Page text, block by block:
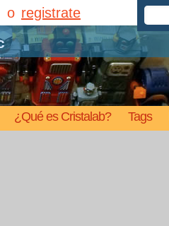
¿Qué es Cristalab? Tags
registrate